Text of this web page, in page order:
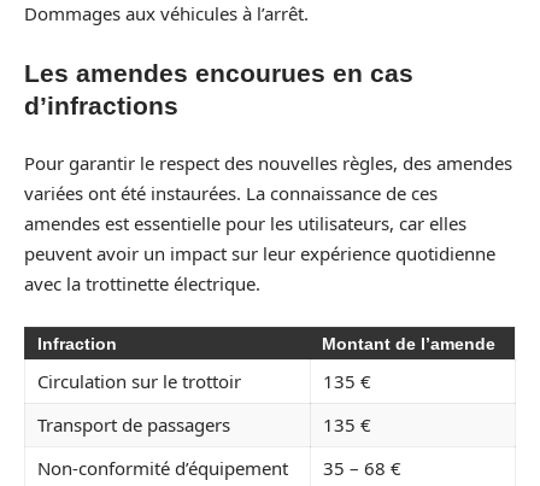
Dommages aux véhicules à l’arrêt.
Les amendes encourues en cas
d’infractions
Pour garantir le respect des nouvelles règles, des amendes
variées ont été instaurées. La connaissance de ces
amendes est essentielle pour les utilisateurs, car elles
peuvent avoir un impact sur leur expérience quotidienne
avec la trottinette électrique.
Infraction Montant de l’amende
Circulation sur le trottoir
135 €
Transport de passagers
135 €
Non-conformité d’équipement
35 – 68 €